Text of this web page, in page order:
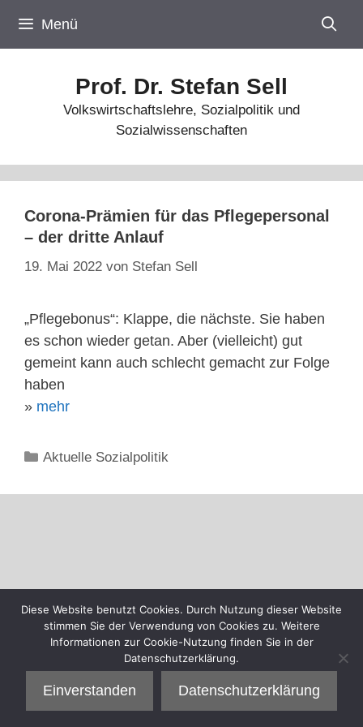
Inhalt
springen
Menü
Prof. Dr. Stefan Sell
Volkswirtschaftslehre, Sozialpolitik und
Sozialwissenschaften
Corona-Prämien für das Pflegepersonal
– der dritte Anlauf
19. Mai 2022 von Stefan Sell
„Pflegebonus“: Klappe, die nächste. Sie haben
es schon wieder getan. Aber (vielleicht) gut
gemeint kann auch schlecht gemacht zur Folge
haben
» mehr
Kategorien
Aktuelle Sozialpolitik
Diese Website benutzt Cookies. Durch Nutzung dieser Website
stimmen Sie der Verwendung von Cookies zu. Weitere
Informationen zur Cookie-Nutzung finden Sie in der
Datenschutzerklärung.
Einverstanden Datenschutzerklärung